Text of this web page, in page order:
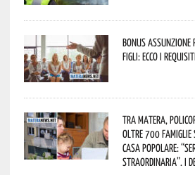
Bonus assunzione
figli: ecco i requisiti
Tra Matera,
oltre 700 famiglie
casa popolare:
straordinaria”. I